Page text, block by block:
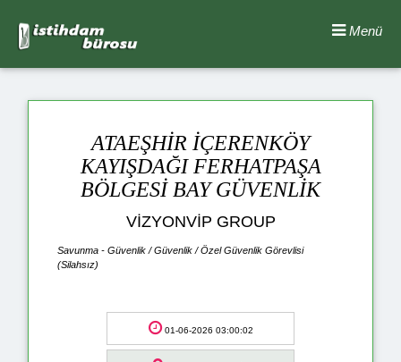
Menü
ATAEŞHİR İÇERENKÖY
KAYIŞDAĞI FERHATPAŞA
BÖLGESİ BAY GÜVENLİK
VİZYONVİP GROUP
Savunma - Güvenlik / Güvenlik / Özel Güvenlik Görevlisi
(Silahsız)
01-06-2026 03:00:02